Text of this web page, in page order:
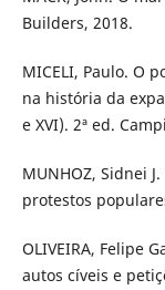
Builders, 2018.
MICELI, Paulo. O
na história da
e XVI). 2ª ed.
MUNHOZ, Sidnei
protestos
OLIVEIRA, Felipe
autos cíveis e